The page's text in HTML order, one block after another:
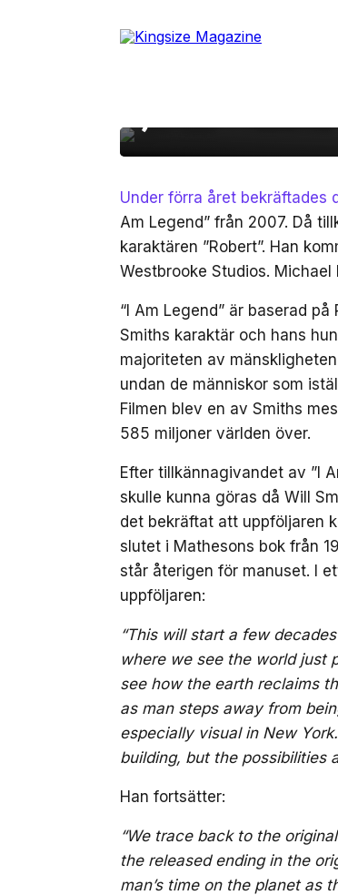
Filmproducent
Under förra året bekräftades
Am Legend” från 2007. Då
karaktären ”Robert”. Han
Westbrooke Studios.
“I Am Legend” är baserad
Smiths karaktär och hans
majoriteten av
undan de människor som
Filmen blev en av Smiths
585 miljoner världen över.
Efter tillkännagivandet av ”I
skulle kunna göras då Will
det bekräftat att uppföljaren
slutet i Mathesons bok från
står återigen för manuset. I
uppföljaren:
“This will start a few
where we see the world just
see how the earth reclaims
as man steps away from
especially visual in New
building, but the possibilities
Han fortsätter:
“We trace back to the
the released ending in the
man’s time on the planet as